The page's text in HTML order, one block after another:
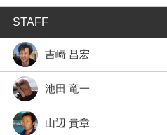
STAFF
吉崎 昌宏
池田 竜一
山辺 貴章